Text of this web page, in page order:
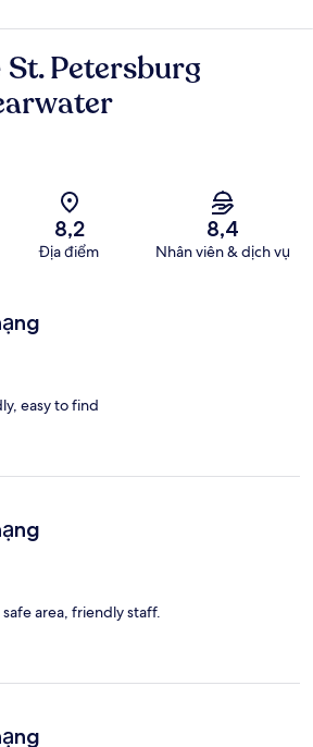
Petersburg
8,2
Địa điểm
8,4
Nhân viên & dịch vụ
easy to find
area, friendly staff.